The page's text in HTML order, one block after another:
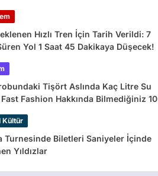
Hızlı Tren İçin Tarih Verildi: 7
Yol 1 Saat 45 Dakikaya Düşecek!
Tişört Aslında Kaç Litre Su
Fashion Hakkında Bilmediğiniz 10
Kültür
Turnesinde Biletleri Saniyeler İçinde
Yıldızlar